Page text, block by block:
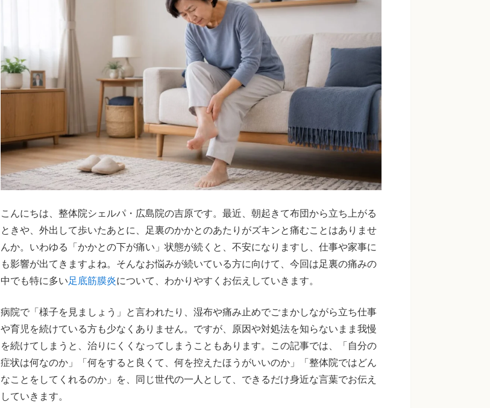
こんにちは、整体院シェルパ・広島院の吉原です。最近、朝起きて布団から立ち上がる
ときや、外出して歩いたあとに、足裏のかかとのあたりがズキンと痛むことはありませ
んか。いわゆる「かかとの下が痛い」状態が続くと、不安になりますし、仕事や家事に
も影響が出てきますよね。そんなお悩みが続いている方に向けて、今回は足裏の痛みの
中でも特に多い足底筋膜炎について、わかりやすくお伝えしていきます。
病院で「様子を見ましょう」と言われたり、湿布や痛み止めでごまかしながら立ち仕事
や育児を続けている方も少なくありません。ですが、原因や対処法を知らないまま我慢
を続けてしまうと、治りにくくなってしまうこともあります。この記事では、「自分の
症状は何なのか」「何をすると良くて、何を控えたほうがいいのか」「整体院ではどん
なことをしてくれるのか」を、同じ世代の一人として、できるだけ身近な言葉でお伝え
していきます。